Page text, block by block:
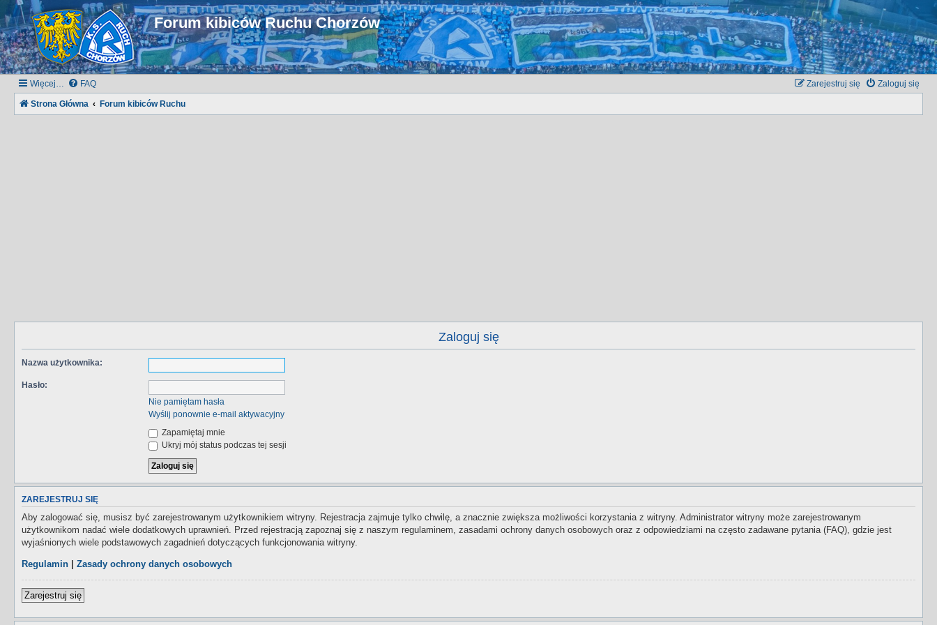
Forum kibiców Ruchu Chorzów
Więcej… FAQ Zaloguj się
Zarejestruj się
Strona Główna Forum kibiców Ruchu
Zaloguj się
Nazwa użytkownika:
Hasło:
Nie pamiętam hasła
Wyślij ponownie e-mail aktywacyjny
Zapamiętaj mnie
Ukryj mój status podczas tej sesji
ZAREJESTRUJ SIĘ
Aby zalogować się, musisz być zarejestrowanym użytkownikiem witryny. Rejestracja zajmuje tylko chwilę, a znacznie zwiększa możliwości korzystania z witryny. Administrator witryny może zarejestrowanym
użytkownikom nadać wiele dodatkowych uprawnień. Przed rejestracją zapoznaj się z naszym regulaminem, zasadami ochrony danych osobowych oraz z odpowiedziami na często zadawane pytania (FAQ), gdzie jest
wyjaśnionych wiele podstawowych zagadnień dotyczących funkcjonowania witryny.
Regulamin Zasady ochrony danych osobowych
Zarejestruj się